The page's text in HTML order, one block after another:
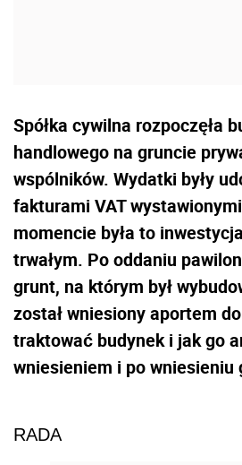
Spółka cywilna rozpoczęła
handlowego na gruncie
wspólników. Wydatki były
fakturami VAT
momencie była to
trwałym. Po oddaniu
grunt, na którym był
został wniesiony aportem
traktować budynek i jak go
wniesieniem i po wniesieniu
RADA